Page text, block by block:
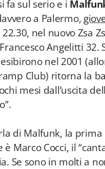
fa sul serio e i
a Palermo,
nel nuovo Zsa
Angelitti 32.
nel 2001
Club) ritorna la
mesi dall’uscita
di Malfunk, la prima
Marco Cocci, il
Se sono in molti a